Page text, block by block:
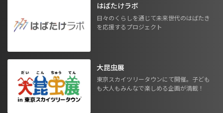
はばたけラボ
日々のくらしを通じて未来世代のはばたき
を応援するプロジェクト
大昆虫展
東京スカイツリータウンにて開催。子ども
も大人もみんなで楽しめる企画が満載！